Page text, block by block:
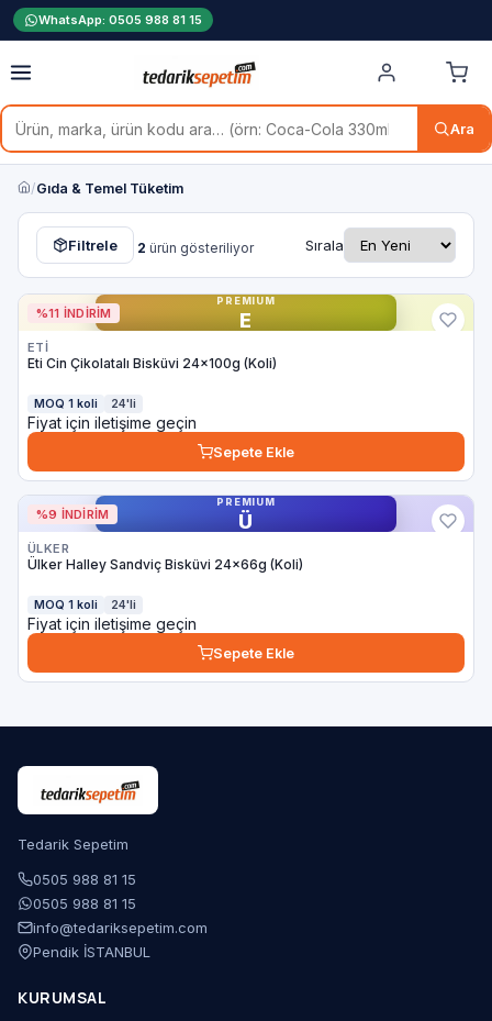
WhatsApp: 0505 988 81 15
Ara
/Gıda & Temel Tüketim
Filtrele 2 ürün gösteriliyor Sırala
PREMIUM
E
%11 İNDIRIM
ETI
Eti Cin Çikolatalı Bisküvi 24x100g (Koli)
MOQ 1 koli 24'li
Fiyat için iletişime geçin
Sepete Ekle
PREMIUM
Ü
%9 İNDIRIM
ÜLKER
Ülker Halley Sandviç Bisküvi 24x66g (Koli)
MOQ 1 koli 24'li
Fiyat için iletişime geçin
Sepete Ekle
Tedarik Sepetim
0505 988 81 15
0505 988 81 15
info@tedariksepetim.com
Pendik İSTANBUL
KURUMSAL